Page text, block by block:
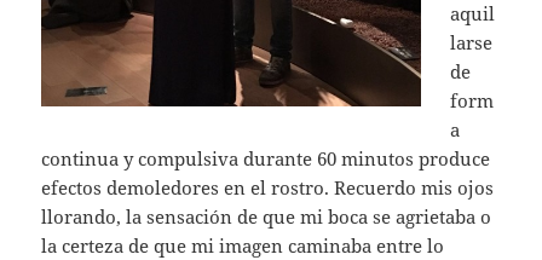
aquil
larse
de
form
a
continua y compulsiva durante 60 minutos produce
efectos demoledores en el rostro. Recuerdo mis ojos
llorando, la sensación de que mi boca se agrietaba o
la certeza de que mi imagen caminaba entre lo